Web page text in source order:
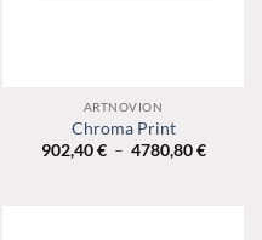
ARTNOVION
Chroma Print
902,40€ – 4780,80€Plage